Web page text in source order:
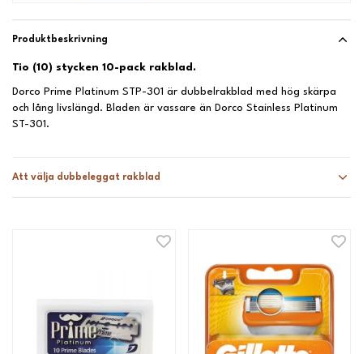
Produktbeskrivning
Att välja dubbeleggat rakblad
Tio (10) stycken 10-pack rakblad.
Dorco Prime Platinum STP-301 är dubbelrakblad med hög skärpa
och lång livslängd. Bladen är vassare än Dorco Stainless Platinum
ST-301.